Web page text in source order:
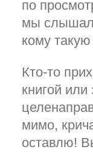
по
мы
кому
Кто-то
книгой
мимо,
оставлю!